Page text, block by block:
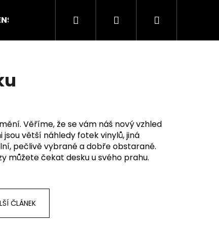
HODNOCENÍ STAVU O NÁS
Hledat PřihlášeníNákupní
Věříme, že se vám náš nový vzhled
větší náhledy fotek vinylů, jiná
pečlivě vybrané a dobře obstarané.
můžete čekat desku u svého prahu.
ČLÁNEK